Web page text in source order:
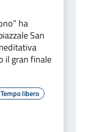
ha
San
il gran finale
Tempo libero